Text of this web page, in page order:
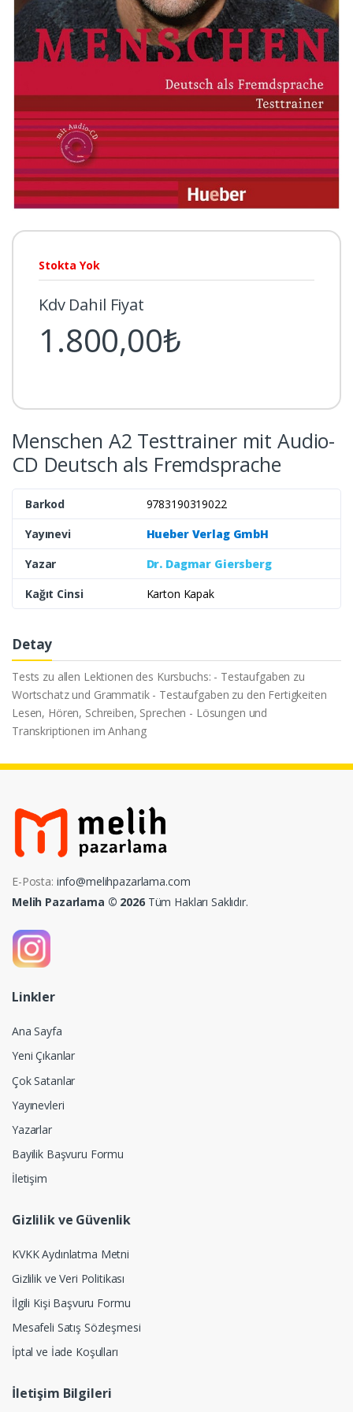
Menschen A2 Testtrainer mit Audio-
CD Deutsch als Fremdsprache
Barkod
9783190319022
Yayınevi
Hueber Verlag GmbH
Yazar
Dr. Dagmar Giersberg
Kağıt Cinsi
Karton Kapak
Stokta Yok
Kdv Dahil Fiyat
1.800,00₺
Detay
Tests zu allen Lektionen des Kursbuchs: - Testaufgaben zu
Wortschatz und Grammatik - Testaufgaben zu den Fertigkeiten
Lesen, Hören, Schreiben, Sprechen - Lösungen und
Transkriptionen im Anhang
E-Posta: info@melihpazarlama.com
Melih Pazarlama © 2026Tüm Hakları Saklıdır.
Linkler
Ana Sayfa
Yeni Çıkanlar
Çok Satanlar
Yayınevleri
Yazarlar
Bayilik Başvuru Formu
İletişim
Gizlilik ve Güvenlik
KVKK Aydınlatma Metni
Gizlilik ve Veri Politikası
İlgili Kişi Başvuru Formu
Mesafeli Satış Sözleşmesi
İptal ve İade Koşulları
İletişim Bilgileri